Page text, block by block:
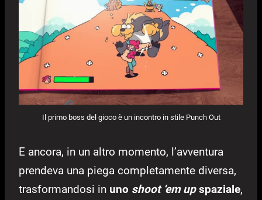
Il primo boss del gioco è un incontro in stile Punch Out
E ancora, in un altro momento, l’avventura
prendeva una piega completamente diversa,
trasformandosi in uno shoot ‘em upspaziale,